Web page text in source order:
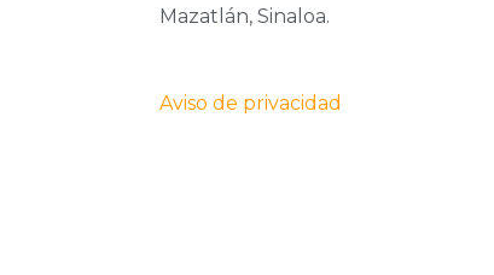
Mazatlán, Sinaloa.
Aviso de privacidad